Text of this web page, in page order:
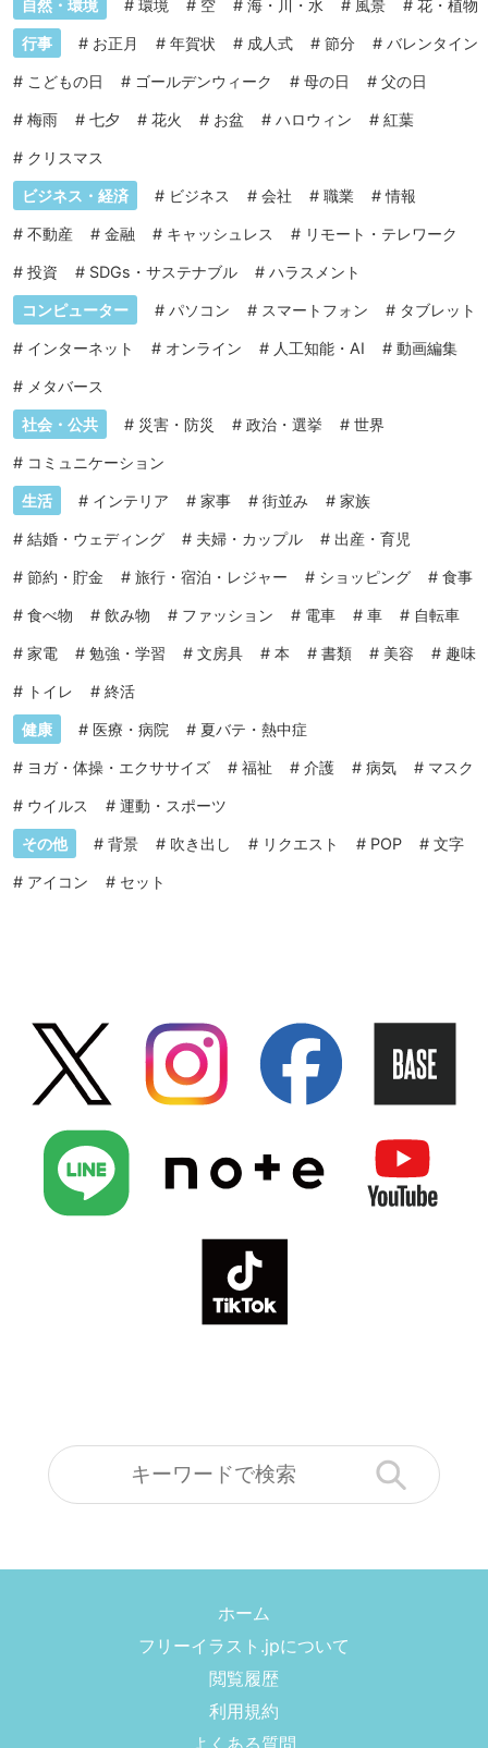
自然・環境 # 環境 # 空 # 海・川・水 # 風景 # 花・植物
行事 # お正月 # 年賀状 # 成人式 # 節分 # バレンタイン
# こどもの日 # ゴールデンウィーク # 母の日 # 父の日
# 梅雨 # 七夕 # 花火 # お盆 # ハロウィン # 紅葉
# クリスマス
ビジネス・経済 # ビジネス # 会社 # 職業 #情報
# 不動産 # 金融 # キャッシュレス # リモート・テレワーク
# 投資 # SDGs・サステナブル # ハラスメント
コンピューター # パソコン # スマートフォン # タブレット
# インターネット # オンライン # 人工知能・AI # 動画編集
# メタバース
社会・公共 # 災害・防災 # 政治・選挙 # 世界
# コミュニケーション
生活 # インテリア # 家事 # 街並み # 家族
# 結婚・ウェディング # 夫婦・カップル # 出産・育児
# 節約・貯金 # 旅行・宿泊・レジャー # ショッピング # 食事
# 食べ物 # 飲み物 # ファッション # 電車 # 車 # 自転車
# 家電 # 勉強・学習 # 文房具 # 本 # 書類 # 美容 # 趣味
# トイレ # 終活
健康 # 医療・病院 # 夏バテ・熱中症
# ヨガ・体操・エクササイズ # 福祉 # 介護 # 病気 # マスク
# ウイルス # 運動・スポーツ
その他 # 背景 # 吹き出し # リクエスト # POP # 文字
# アイコン # セット
ホーム
フリーイラスト.jpについて
閲覧履歴
利用規約